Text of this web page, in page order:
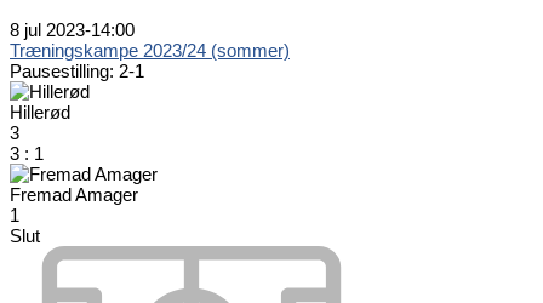
8 jul 2023-14:00
Træningskampe 2023/24 (sommer)
Pausestilling: 2-1
Hillerød
3
3 : 1
Fremad Amager
1
Slut